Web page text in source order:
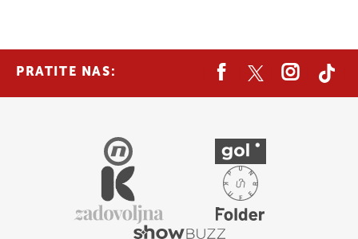
PRATITE NAS: